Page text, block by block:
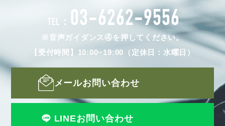
TEL： 03-6262-9556
※音声ガイダンス④を押してください。
【受付時間】10:00~19:00（定休日：水曜日）
メールお問い合わせ
LINEお問い合わせ